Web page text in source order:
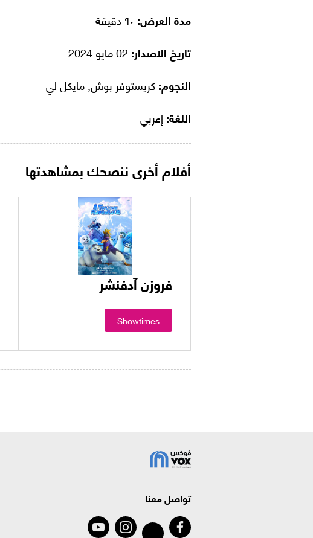
مدة العرض:
تاريخ الاصدار:
النجوم:كريستوفر بوش, مايكل لي
اللغة: إعربي
أفلام أخرى ننصحك بمشاهدتها
فروزن آدفنشر
Showtimes
تواصل معنا